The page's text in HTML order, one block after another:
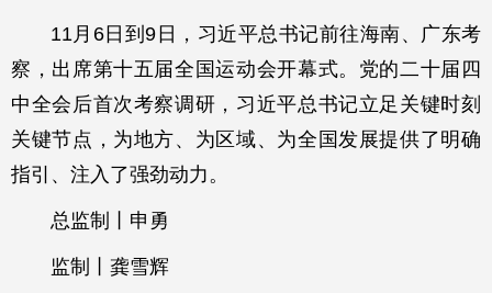
11月6日到9日，习近平总书记前往海南、广东考
察，出席第十五届全国运动会开幕式。党的二十届四
中全会后首次考察调研，习近平总书记立足关键时刻
关键节点，为地方、为区域、为全国发展提供了明确
指引、注入了强劲动力。
总监制丨申勇
监制丨龚雪辉